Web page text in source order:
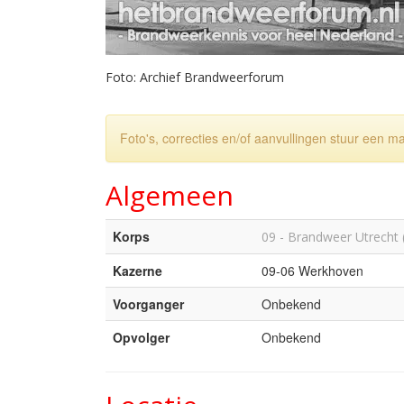
Foto: Archief Brandweerforum
Foto's, correcties en/of aanvullingen stuur een
Algemeen
Korps 09 - Brandweer Utrecht
Kazerne
09-06 Werkhoven
Voorganger
Onbekend
Opvolger
Onbekend